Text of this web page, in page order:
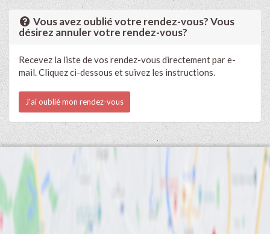
Vous avez oublié votre rendez-vous? Vous
désirez annuler votre rendez-vous?
Recevez la liste de vos rendez-vous directement par e-
mail. Cliquez ci-dessous et suivez les instructions.
J'ai oublié mon rendez-vous